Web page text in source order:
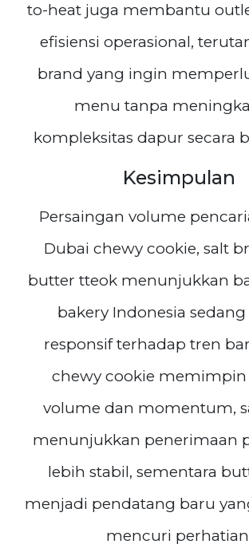
to-heat juga membantu
efisiensi operasional,
brand yang ingin
menu tanpa
kompleksitas dapur secara
Kesimpulan
Persaingan volume
Dubai chewy cookie, salt
butter tteok menunjukkan
bakery Indonesia
responsif terhadap tren
chewy cookie memimpin
volume dan momentum,
menunjukkan penerimaan
lebih stabil, sementara
menjadi pendatang baru
mencuri